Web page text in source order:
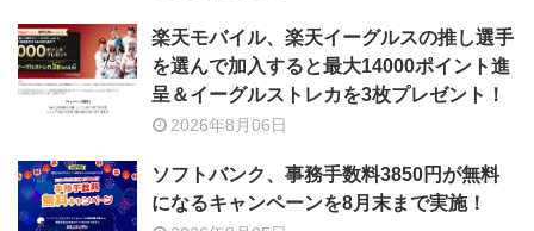
楽天モバイル、楽天イーグルスの推し選手
を選んで加入すると最大14000ポイント進
呈＆イーグルストレカを3枚プレゼント！
2026年8月06日
ソフトバンク、事務手数料3850円が無料
になるキャンペーンを8月末まで実施！